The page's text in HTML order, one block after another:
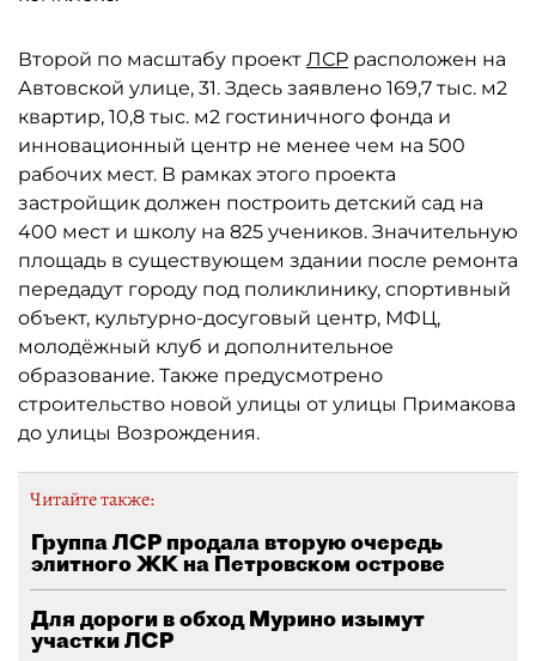
Второй по масштабу проект ЛСР расположен на
Автовской улице, 31. Здесь заявлено 169,7 тыс. м2
квартир, 10,8 тыс. м2 гостиничного фонда и
инновационный центр не менее чем на 500
рабочих мест. В рамках этого проекта
застройщик должен построить детский сад на
400 мест и школу на 825 учеников. Значительную
площадь в существующем здании после ремонта
передадут городу под поликлинику, спортивный
объект, культурно-досуговый центр, МФЦ,
молодёжный клуб и дополнительное
образование. Также предусмотрено
строительство новой улицы от улицы Примакова
до улицы Возрождения.
Читайте также:
Группа ЛСР продала вторую очередь
элитного ЖК на Петровском острове
Для дороги в обход Мурино изымут
участки ЛСР